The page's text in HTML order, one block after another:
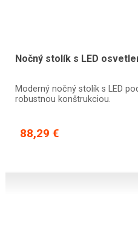
Nočný stolík s LED
Moderný nočný stolík s LED
robustnou konštrukciou.
88,29 €